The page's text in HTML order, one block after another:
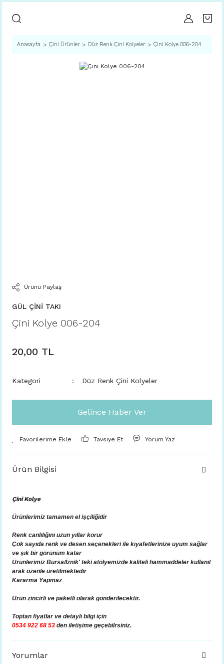
Anasayfa Çini Ürünler Düz Renk Çini Kolyeler Çini Kolye 006-204
Ürünü Paylaş
GÜL ÇİNİ TAKI
Çini Kolye 006-204
20,00 TL
Kategori Düz Renk Çini Kolyeler
Gelince Haber Ver
Tavsiye Et Yorum Yaz
Ürün Bilgisi
Çini Kolye
Ürünlerimiz tamamen el işçiliğidir
Renk canlılığını uzun yıllar korur
Çok sayıda renk ve desen seçenekleri ile kıyafetlerinize uyum sağlar
ve şık bir görünüm katar
Ürünlerimiz Bursa/İznik' teki atölyemizde kaliteli hammaddeler kullanıl
arak özenle üretilmektedir
Kararma Yapmaz
Ürün zincirli ve paketli olarak gönderilecektir.
Toptan fiyatlar ve detaylı bilgi için
0534 922 68 53 den iletişime geçebilrsiniz.
Yorumlar